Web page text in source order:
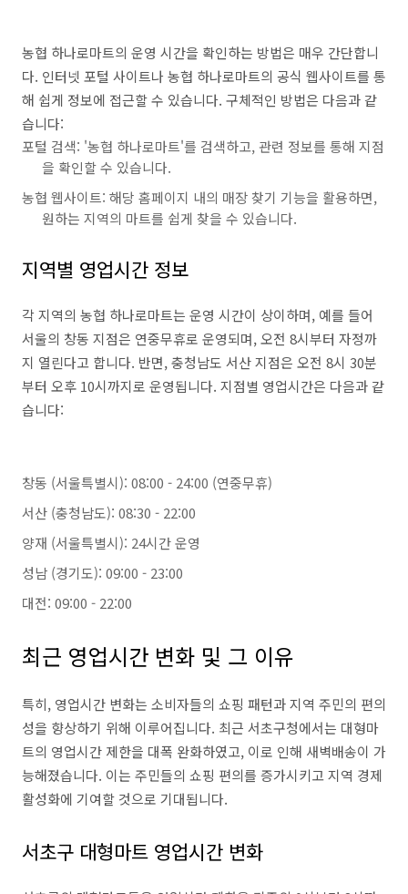
농협 하나로마트의 운영 시간을 확인하는 방법은 매우 간단합니
다. 인터넷 포털 사이트나 농협 하나로마트의 공식 웹사이트를 통
해 쉽게 정보에 접근할 수 있습니다. 구체적인 방법은 다음과 같
습니다:
포털 검색: '농협 하나로마트'를 검색하고, 관련 정보를 통해 지점
을 확인할 수 있습니다.
농협 웹사이트: 해당 홈페이지 내의 매장 찾기 기능을 활용하면,
원하는 지역의 마트를 쉽게 찾을 수 있습니다.
지역별 영업시간 정보
각 지역의 농협 하나로마트는 운영 시간이 상이하며, 예를 들어
서울의 창동 지점은 연중무휴로 운영되며, 오전 8시부터 자정까
지 열린다고 합니다. 반면, 충청남도 서산 지점은 오전 8시 30분
부터 오후 10시까지로 운영됩니다. 지점별 영업시간은 다음과 같
습니다:
창동 (서울특별시): 08:00 - 24:00 (연중무휴)
서산 (충청남도): 08:30 - 22:00
양재 (서울특별시): 24시간 운영
성남 (경기도): 09:00 - 23:00
대전: 09:00 - 22:00
최근 영업시간 변화 및 그 이유
특히, 영업시간 변화는 소비자들의 쇼핑 패턴과 지역 주민의 편의
성을 향상하기 위해 이루어집니다. 최근 서초구청에서는 대형마
트의 영업시간 제한을 대폭 완화하였고, 이로 인해 새벽배송이 가
능해졌습니다. 이는 주민들의 쇼핑 편의를 증가시키고 지역 경제
활성화에 기여할 것으로 기대됩니다.
서초구 대형마트 영업시간 변화